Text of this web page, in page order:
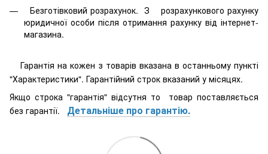
Безготівковий розрахунок. З розрахункового рахунку
юридичної особи після отримання рахунку від інтернет-
магазина.
Гарантія на кожен з товарів вказана в останньому пункті
"Характеристики". Гарантійний строк вказаний у місяцях.
Якщо строка "гарантія" відсутня то товар поставляється
без гарантії. Детальніше про гарантію.